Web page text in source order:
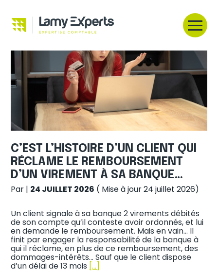
Aller
Créer et reprendre une activité
Gérer votre quotidien
Piloter votre entreprise
Développer votre entreprise
Construire votre patrimoine
Être prêt pour la facturation
électronique
C’EST L’HISTOIRE D’UN CLIENT QUI
RÉCLAME LE REMBOURSEMENT
D’UN VIREMENT À SA BANQUE…
Par | 24 JUILLET 2026 ( Mise à jour 24 juillet 2026)
Un client signale à sa banque 2 virements débités
de son compte qu’il conteste avoir ordonnés, et lui
en demande le remboursement. Mais en vain… Il
finit par engager la responsabilité de la banque à
qui il réclame, en plus de ce remboursement, des
dommages-intérêts… Sauf que le client dispose
d’un délai de 13 mois […]